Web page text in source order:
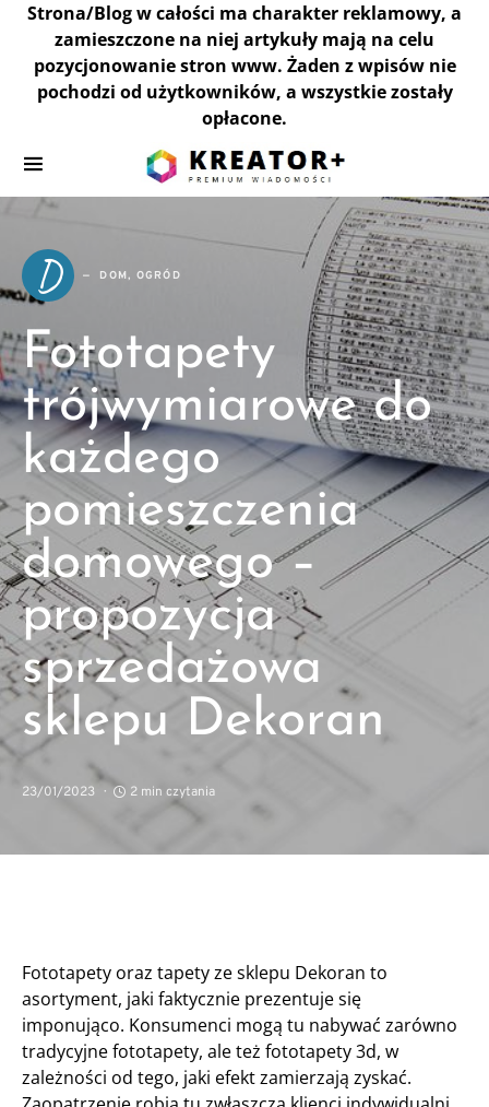
Strona/Blog w całości ma charakter reklamowy, a
zamieszczone na niej artykuły mają na celu
pozycjonowanie stron www. Żaden z wpisów nie
pochodzi od użytkowników, a wszystkie zostały
opłacone.
D DOM, OGRÓD
Fototapety
trójwymiarowe do
każdego
pomieszczenia
domowego –
propozycja
sprzedażowa
sklepu Dekoran
23/01/2023 2 min czytania
Fototapety oraz tapety ze sklepu Dekoran to
asortyment, jaki faktycznie prezentuje się
imponująco. Konsumenci mogą tu nabywać zarówno
tradycyjne fototapety, ale też fototapety 3d, w
zależności od tego, jaki efekt zamierzają zyskać.